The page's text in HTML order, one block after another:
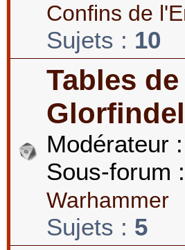
Confins de
Sujets : 10
Tables de
Glorfindel
Modérateur :
Sous-forum :
Warhammer
Sujets : 5